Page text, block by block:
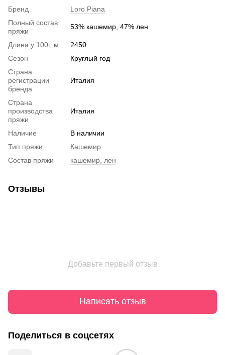
Бренд
Loro Piana
Полный состав
пряжи
53% кашемир, 47% лен
Длина у 100г, м
2450
Сезон
Круглый год
Страна
регистрации
бренда
Италия
Страна
производства
пряжи
Италия
Наличие
В наличии
Тип пряжи
Кашемир
Состав пряжи
кашемир, лен
Отзывы
Добавьте первый отзыв
Написать отзыв
Поделиться в соцсетях